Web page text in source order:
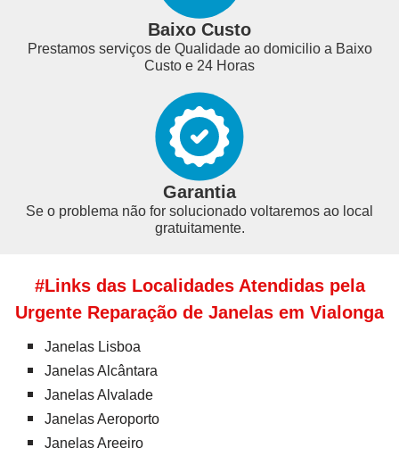
Baixo Custo
Prestamos serviços de Qualidade ao domicilio a Baixo
Custo e 24 Horas
Garantia
Se o problema não for solucionado voltaremos ao local
gratuitamente.
#Links das Localidades Atendidas pela
Urgente Reparação de Janelas em Vialonga
Janelas Lisboa
Janelas Alcântara
Janelas Alvalade
Janelas Aeroporto
Janelas Areeiro